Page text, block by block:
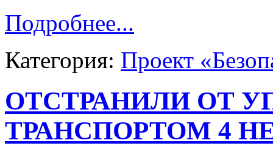
Подробнее...
Категория: Проект
ОТСТРАНИЛИ ОТ
ТРАНСПОРТОМ 4